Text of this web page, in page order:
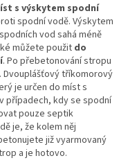
s výskytem spodní
spodní vodě. Výskytem
vod sahá méně
můžete použitdo
. Po přebetonování stropu
tříkomorový
je určen do míst s
případech, kdy se spodní
pouze septik
je, že kolem něj
již vyarmovaný
a je hotovo.